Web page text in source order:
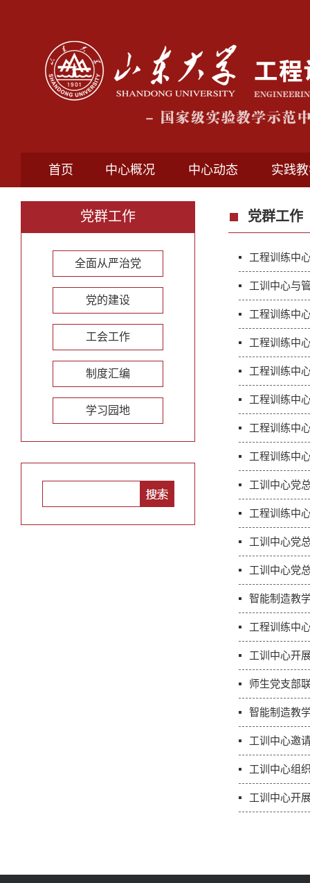
首页 中心概况 中心动态 实践
党群工作
全面从严治党
党的建设
工会工作
制度汇编
学习园地
党群工作
工程训练中
工训中心与
工程训练中
工程训练中
工程训练中
工程训练中
工程训练中
工程训练中
工训中心党
工程训练中
工训中心党
工训中心党
智能制造教
工程训练中
工训中心开
师生党支部
智能制造教
工训中心邀
工训中心组
工训中心开